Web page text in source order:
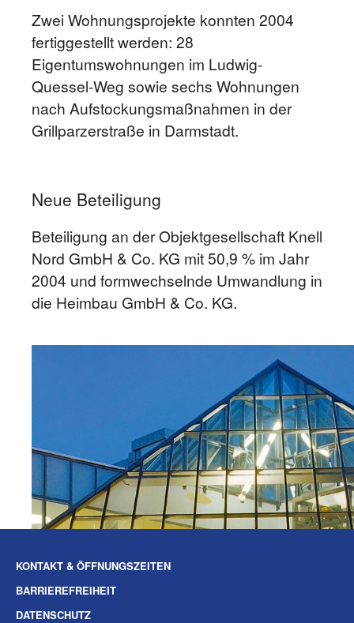
Zwei Wohnungsprojekte konnten 2004
fertiggestellt werden: 28
Eigentumswohnungen im Ludwig-
Quessel-Weg sowie sechs Wohnungen
nach Aufstockungsmaßnahmen in der
Grillparzerstraße in Darmstadt.
Neue Beteiligung
Beteiligung an der Objektgesellschaft Knell
Nord GmbH & Co. KG mit 50,9 % im Jahr
2004 und formwechselnde Umwandlung in
die Heimbau GmbH & Co. KG.
KONTAKT & ÖFFNUNGSZEITEN
BARRIEREFREIHEIT
DATENSCHUTZ